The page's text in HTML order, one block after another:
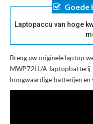
Goede
Laptopaccu van hoge
Breng uw originele laptop
MWP72LL/A-laptopbatterij
hoogwaardige batterijen en